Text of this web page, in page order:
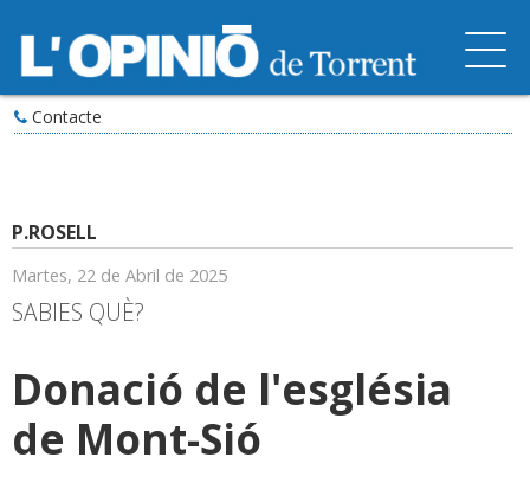
Contacte
P.ROSELL
Martes, 22 de Abril de 2025
SABIES QUÈ?
Donació de l'església
de Mont-Sió